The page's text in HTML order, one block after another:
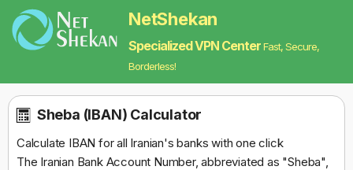
NetShekan
Specialized VPN CenterFast, Secure,
Borderless!
Sheba (IBAN) Calculator
Calculate IBAN for all Iranian's banks with one click
The Iranian Bank Account Number, abbreviated as "Sheba",